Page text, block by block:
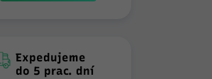
Expedujeme
do 5 prac. dní